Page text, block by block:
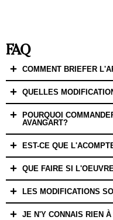
FAQ
COMMENT BRIEFER
QUELLES
POURQUOI
AVANGART?
EST-CE QUE
QUE FAIRE SI
LES MODIFICATIONS
JE N'Y CONNAIS RIEN